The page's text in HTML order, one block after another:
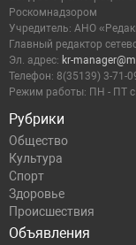
Рубрики
Общество
Культура
Спорт
Здоровье
Происшествия
Объявления
Роскомнадзором
Учредитель: АНО
Главный редактор
Эл. адрес: kr-
Телефон: 8(35139) 3-71-
Режим работы: ПН - ПТ с